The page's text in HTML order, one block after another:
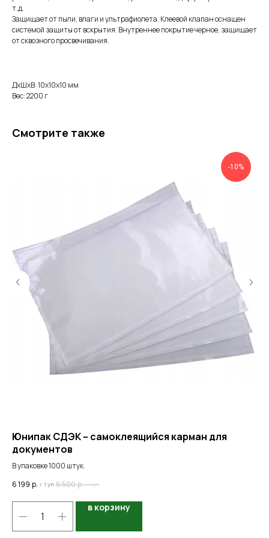
т.д.
Защищает от пыли, влаги и ультрафиолета. Клеевой клапан оснащен
системой защиты от вскрытия. Внутреннее покрытие черное, защищает
от сквозного просвечивания.
ДxШxВ: 10x10x10 мм
Вес: 2200 г
Смотрите также
-10%
Юнипак СДЭК – самоклеящийся карман для
документов
В упаковке 1000 штук.
6 199 р. / 1 уп 6 500р. / 1 уп
в корзину